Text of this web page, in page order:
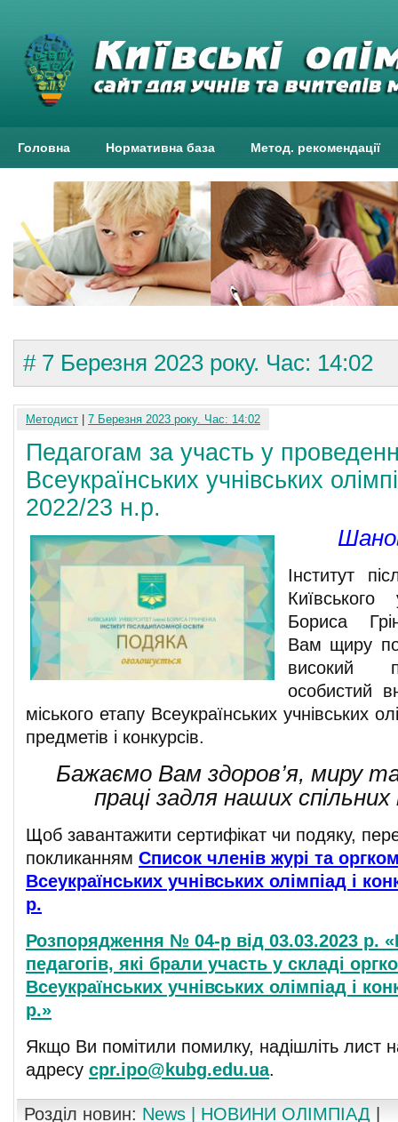
Головна Нормативна база Метод. рекомендації
# 7 Березня 2023 року. Час: 14:02
Методист 7 Березня 2023 року. Час: 14:02
Педагогам за участь у
Всеукраїнських учнівських
2022/23 н.р.
Інститут
Київського
Бориса
Вам щиру
високий
особистий
міського етапу Всеукраїнських учнівських
предметів і конкурсів.
Бажаємо Вам здоров’я, миру
праці задля наших
Щоб завантажити сертифікат чи подяку,
покликанням Список членів журі та
Всеукраїнських учнівських олімпіад і
р.
Розпорядження № 04-р від 03.03.2023 р.
педагогів, які брали участь у складі
Всеукраїнських учнівських олімпіад і
р.»
Якщо Ви помітили помилку, надішліть лист
адресу cpr.ipo@kubg.edu.ua.
Розділ новин: News | НОВИНИ ОЛІМПІАД